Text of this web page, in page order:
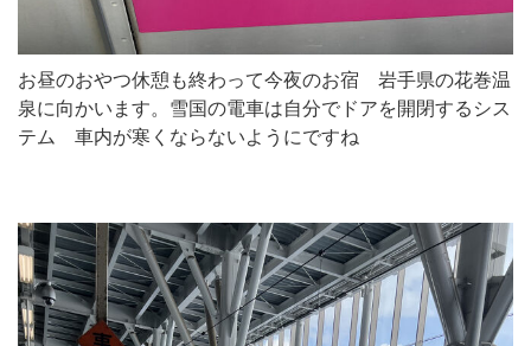
お昼のおやつ休憩も終わって今夜のお宿 岩手県の花巻温
泉に向かいます。雪国の電車は自分でドアを開閉するシス
テム 車内が寒くならないようにですね